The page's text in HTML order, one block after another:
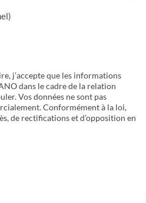
j’accepte que les informations
dans le cadre de la relation
Vos données ne sont pas
Conformément à la loi,
de rectifications et d’opposition en